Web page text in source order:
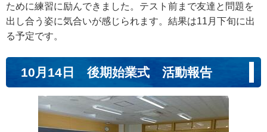
ために練習に励んできました。テスト前まで友達と問題を
出し合う姿に気合いが感じられます。結果は11月下旬に出
る予定です。
10月14日 後期始業式 活動報告